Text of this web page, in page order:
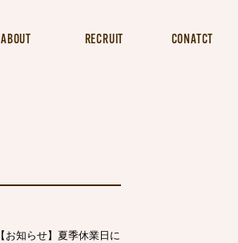
ABOUT RECRUIT CONATCT
【お知らせ】夏季休業日に